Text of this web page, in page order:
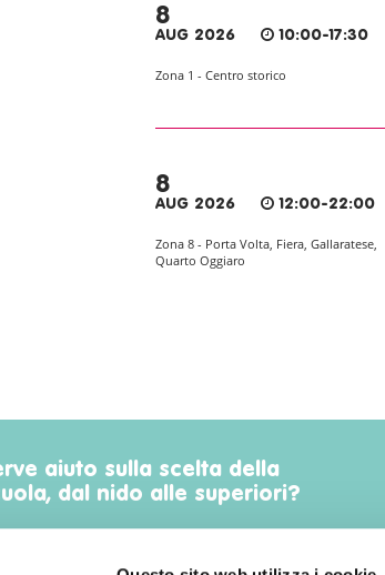
8
AUG 2026 10:00-17:30
Zona 1 - Centro storico
8
AUG 2026 12:00-22:00
Zona 8 - Porta Volta, Fiera, Gallaratese,
Quarto Oggiaro
aiuto sulla scelta della
dal nido alle superiori?